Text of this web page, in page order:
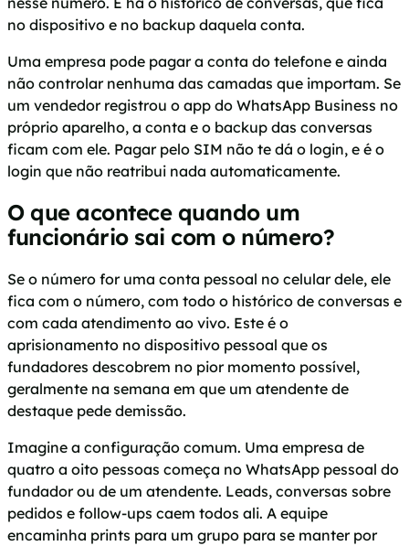
no dispositivo e no backup daquela conta.
Uma empresa pode pagar a conta do telefone e ainda
não controlar nenhuma das camadas que importam. Se
um vendedor registrou o app do WhatsApp Business no
próprio aparelho, a conta e o backup das conversas
ficam com ele. Pagar pelo SIM não te dá o login, e é o
login que não reatribui nada automaticamente.
O que acontece quando um
funcionário sai com o número?
Se o número for uma conta pessoal no celular dele, ele
fica com o número, com todo o histórico de conversas e
com cada atendimento ao vivo. Este é o
aprisionamento no dispositivo pessoal que os
fundadores descobrem no pior momento possível,
geralmente na semana em que um atendente de
destaque pede demissão.
Imagine a configuração comum. Uma empresa de
quatro a oito pessoas começa no WhatsApp pessoal do
fundador ou de um atendente. Leads, conversas sobre
pedidos e follow-ups caem todos ali. A equipe
encaminha prints para um grupo para se manter por